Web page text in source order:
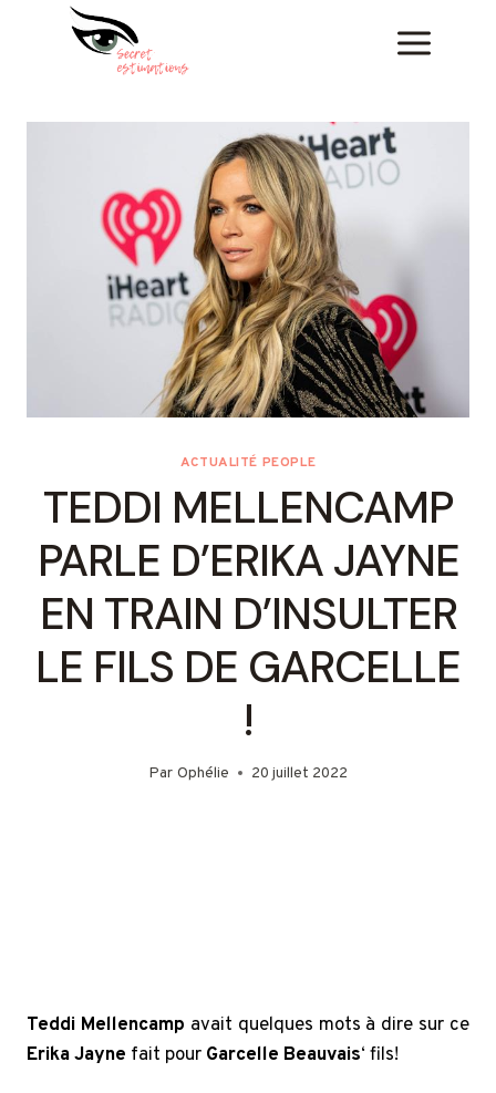
ACTUALITÉ PEOPLE
TEDDI MELLENCAMP
PARLE D’ERIKA JAYNE
EN TRAIN D’INSULTER
LE FILS DE GARCELLE
!
Par Ophélie 20 juillet 2022
Teddi Mellencamp avait quelques mots à dire sur ce
Erika Jayne fait pour Garcelle Beauvais‘ fils!